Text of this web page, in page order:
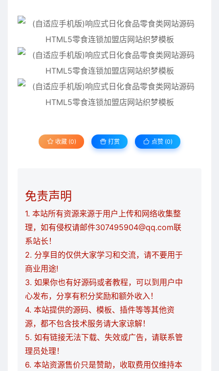
收藏 (0) 打赏 点赞 (0)
免责声明
1. 本站所有资源来源于用户上传和网络收集整
理，如有侵权请邮件307495904@qq.com联
系站长！
2. 分享目的仅供大家学习和交流，请不要用于
商业用途!
3. 如果你也有好源码或者教程，可以到用户中
心发布，分享有积分奖励和额外收入！
4. 本站提供的源码、模板、插件等等其他资
源，都不包含技术服务请大家谅解！
5. 如有链接无法下载、失效或广告，请联系管
理员处理！
6. 本站资源售价只是赞助，收取费用仅维持本